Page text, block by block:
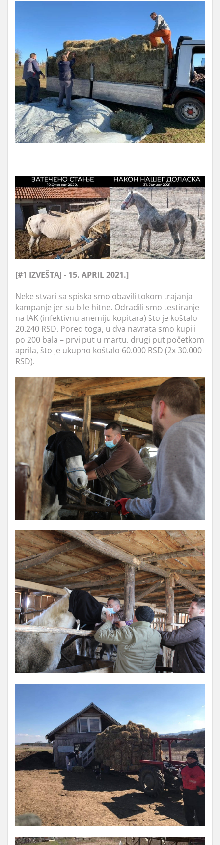
[#1 IZVEŠTAJ - 15. APRIL 2021.]
Neke stvari sa spiska smo obavili tokom trajanja
kampanje jer su bile hitne. Odradili smo testiranje
na IAK (infektivnu anemiju kopitara) što je koštalo
20.240 RSD. Pored toga, u dva navrata smo kupili
po 200 bala – prvi put u martu, drugi put početkom
aprila, što je ukupno koštalo 60.000 RSD (2x 30.000
RSD).